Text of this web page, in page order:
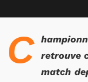
C
retrouve
match